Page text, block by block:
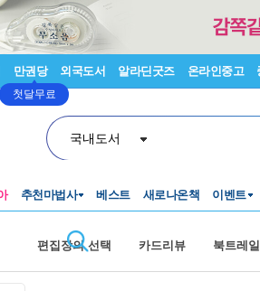
만권당
첫달무료
외국도서 알라딘굿즈 온라인중고
국내도서
추천마법사 베스트 새로나온책 이벤트
편집장의 선택 카드리뷰 북트레